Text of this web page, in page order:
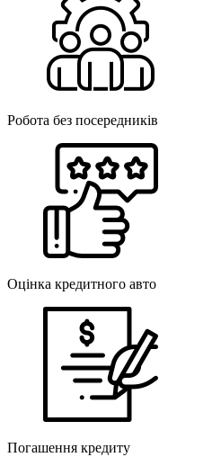
Робота без посередників
Оцінка кредитного авто
Погашення кредиту